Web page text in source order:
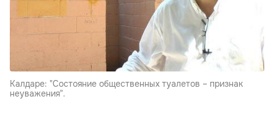
Калдаре: "Состояние общественных туалетов – признак
неуважения".